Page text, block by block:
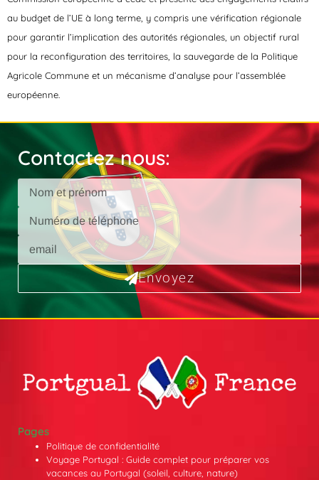
au budget de l’UE à long terme, y compris une vérification régionale
pour garantir l’implication des autorités régionales, un objectif rural
pour la reconfiguration des territoires, la sauvegarde de la Politique
Agricole Commune et un mécanisme d’analyse pour l’assemblée
européenne.
Contactez nous:
Envoyez
Pages
Politique de confidentialité
Voyage Portugal : Guide complet pour préparer vos
vacances au Portugal (soleil, culture, nature)